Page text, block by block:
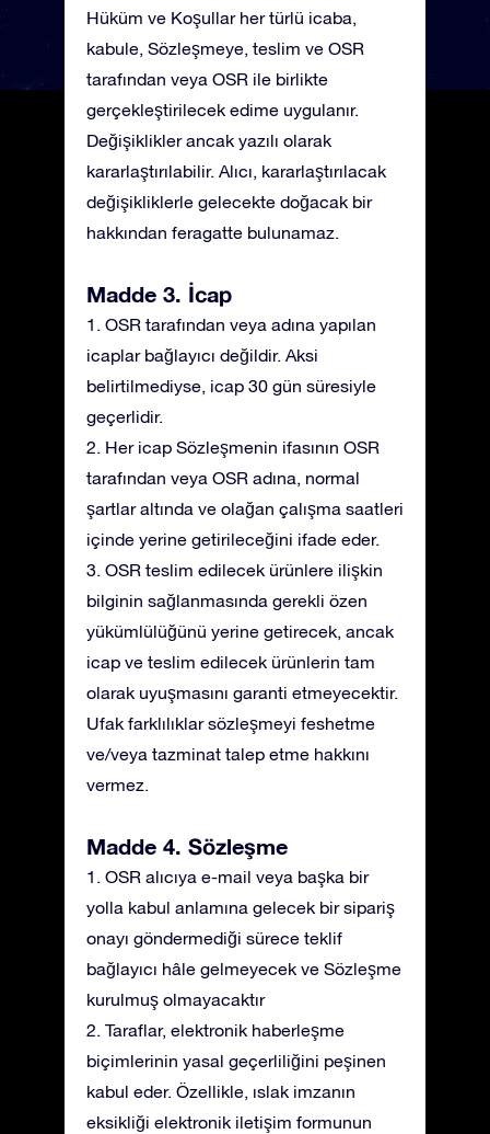
Hüküm ve Koşullar her türlü icaba,
kabule, Sözleşmeye, teslim ve OSR
tarafından veya OSR ile birlikte
gerçekleştirilecek edime uygulanır.
Değişiklikler ancak yazılı olarak
kararlaştırılabilir. Alıcı, kararlaştırılacak
değişikliklerle gelecekte doğacak bir
hakkından feragatte bulunamaz.
Madde 3. İcap
1. OSR tarafından veya adına yapılan
icaplar bağlayıcı değildir. Aksi
belirtilmediyse, icap 30 gün süresiyle
geçerlidir.
2. Her icap Sözleşmenin ifasının OSR
tarafından veya OSR adına, normal
şartlar altında ve olağan çalışma saatleri
içinde yerine getirileceğini ifade eder.
3. OSR teslim edilecek ürünlere ilişkin
bilginin sağlanmasında gerekli özen
yükümlülüğünü yerine getirecek, ancak
icap ve teslim edilecek ürünlerin tam
olarak uyuşmasını garanti etmeyecektir.
Ufak farklılıklar sözleşmeyi feshetme
ve/veya tazminat talep etme hakkını
vermez.
Madde 4. Sözleşme
1. OSR alıcıya e-mail veya başka bir
yolla kabul anlamına gelecek bir sipariş
onayı göndermediği sürece teklif
bağlayıcı hâle gelmeyecek ve Sözleşme
kurulmuş olmayacaktır
2. Taraflar, elektronik haberleşme
biçimlerinin yasal geçerliliğini peşinen
kabul eder. Özellikle, ıslak imzanın
eksikliği elektronik iletişim formunun